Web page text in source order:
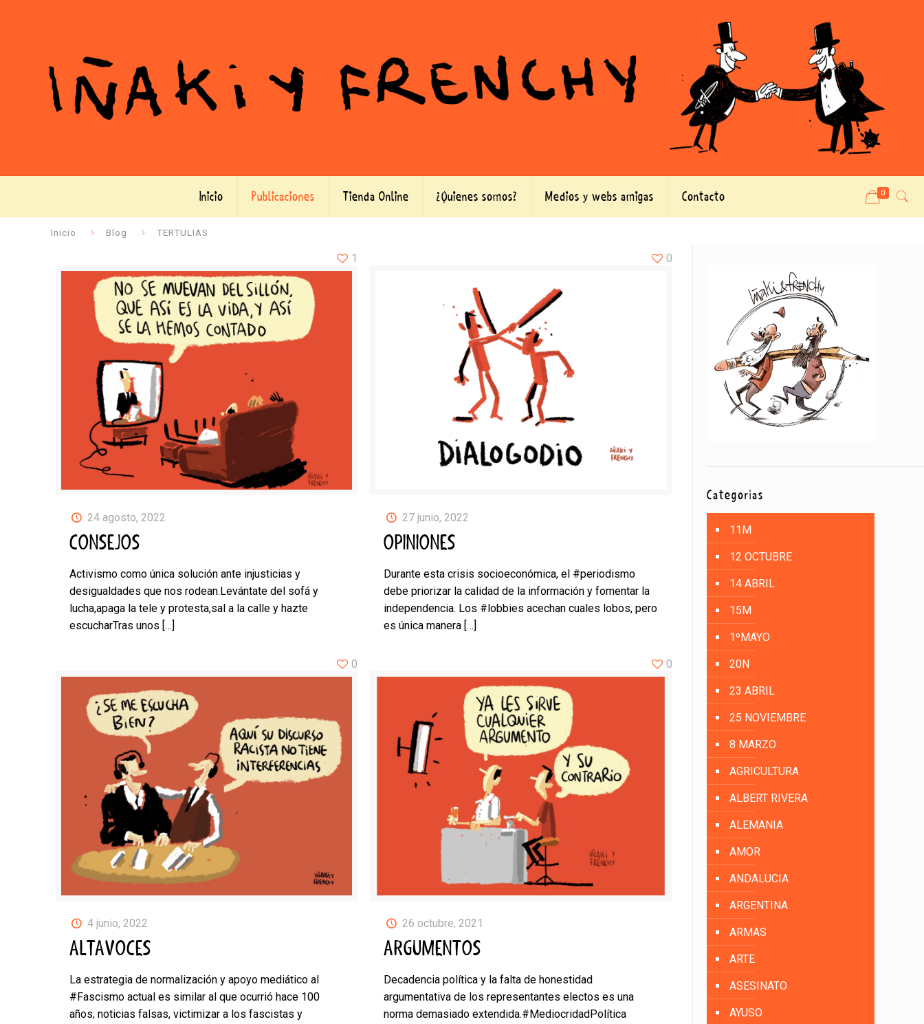
Inicio Publicaciones Tienda Online ¿Quienes somos? Medios y webs amigas Contacto 0
Inicio Blog TERTULIAS
24 agosto, 2022
CONSEJOS
Activismo como única solución ante injusticias y
desigualdades que nos rodean.Levántate del sofá y
lucha,apaga la tele y protesta,sal a la calle y hazte
escucharTras unos […]
1
27 junio, 2022
OPINIONES
Durante esta crisis socioeconómica, el #periodismo
debe priorizar la calidad de la información y fomentar la
independencia. Los #lobbies acechan cuales lobos, pero
es única manera […]
0
4 junio, 2022
ALTAVOCES
La estrategia de normalización y apoyo mediático al
#Fascismo actual es similar al que ocurrió hace 100
años; noticias falsas, victimizar a los fascistas y
0
26 octubre, 2021
ARGUMENTOS
Decadencia política y la falta de honestidad
argumentativa de los representantes electos es una
norma demasiado extendida.#MediocridadPolítica
0
Categorías
11M
12 OCTUBRE
14 ABRIL
15M
1ºMAYO
20N
23 ABRIL
25 NOVIEMBRE
8 MARZO
AGRICULTURA
ALBERT RIVERA
ALEMANIA
AMOR
ANDALUCIA
ARGENTINA
ARMAS
ARTE
ASESINATO
AYUSO